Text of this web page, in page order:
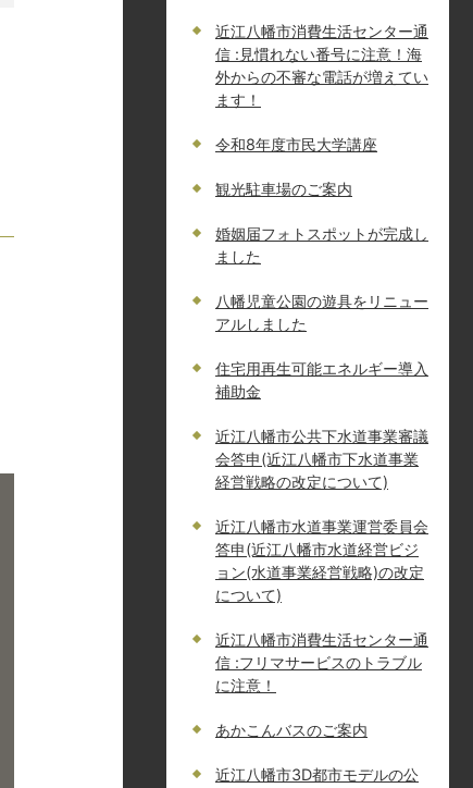
近江八幡市消費生活センター通
信 :見慣れない番号に注意！海
外からの不審な電話が増えてい
ます！
令和8年度市民大学講座
観光駐車場のご案内
婚姻届フォトスポットが完成し
ました
八幡児童公園の遊具をリニュー
アルしました
住宅用再生可能エネルギー導入
補助金
近江八幡市公共下水道事業審議
会答申(近江八幡市下水道事業
経営戦略の改定について)
近江八幡市水道事業運営委員会
答申(近江八幡市水道経営ビジ
ョン(水道事業経営戦略)の改定
について)
近江八幡市消費生活センター通
信 :フリマサービスのトラブル
に注意！
あかこんバスのご案内
近江八幡市3D都市モデルの公